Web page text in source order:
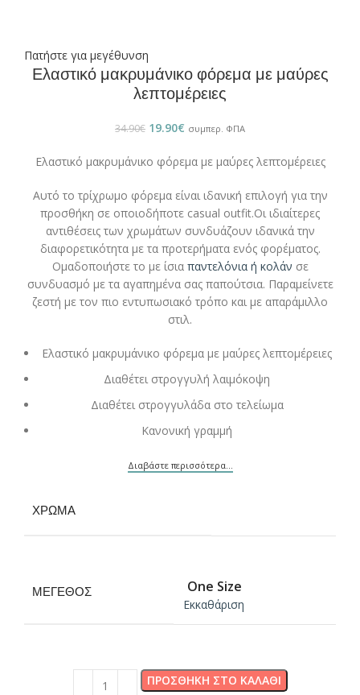
Πατήστε για μεγέθυνση
Ελαστικό μακρυμάνικο φόρεμα με μαύρες
λεπτομέρειες
34.90€ 19.90€ συμπερ. ΦΠΑ
Ελαστικό μακρυμάνικο φόρεμα με μαύρες λεπτομέρειες
Αυτό το τρίχρωμο φόρεμα είναι ιδανική επιλογή για την
προσθήκη σε οποιοδήποτε casual outfit.Οι ιδιαίτερες
αντιθέσεις των χρωμάτων συνδυάζουν ιδανικά την
διαφορετικότητα με τα προτερήματα ενός φορέματος.
Ομαδοποιήστε το με ίσια παντελόνια ή κολάν σε
συνδυασμό με τα αγαπημένα σας παπούτσια. Παραμείνετε
ζεστή με τον πιο εντυπωσιακό τρόπο και με απαράμιλλο
στιλ.
Ελαστικό μακρυμάνικο φόρεμα με μαύρες λεπτομέρειες
Διαθέτει στρογγυλή λαιμόκοψη
Διαθέτει στρογγυλάδα στο τελείωμα
Κανονική γραμμή
Διαβάστε περισσότερα...
ΧΡΏΜΑ
ΜΈΓΕΘΟΣ One Size
Εκκαθάριση
ΠΡΟΣΘΉΚΗ ΣΤΟ ΚΑΛΆΘΙ